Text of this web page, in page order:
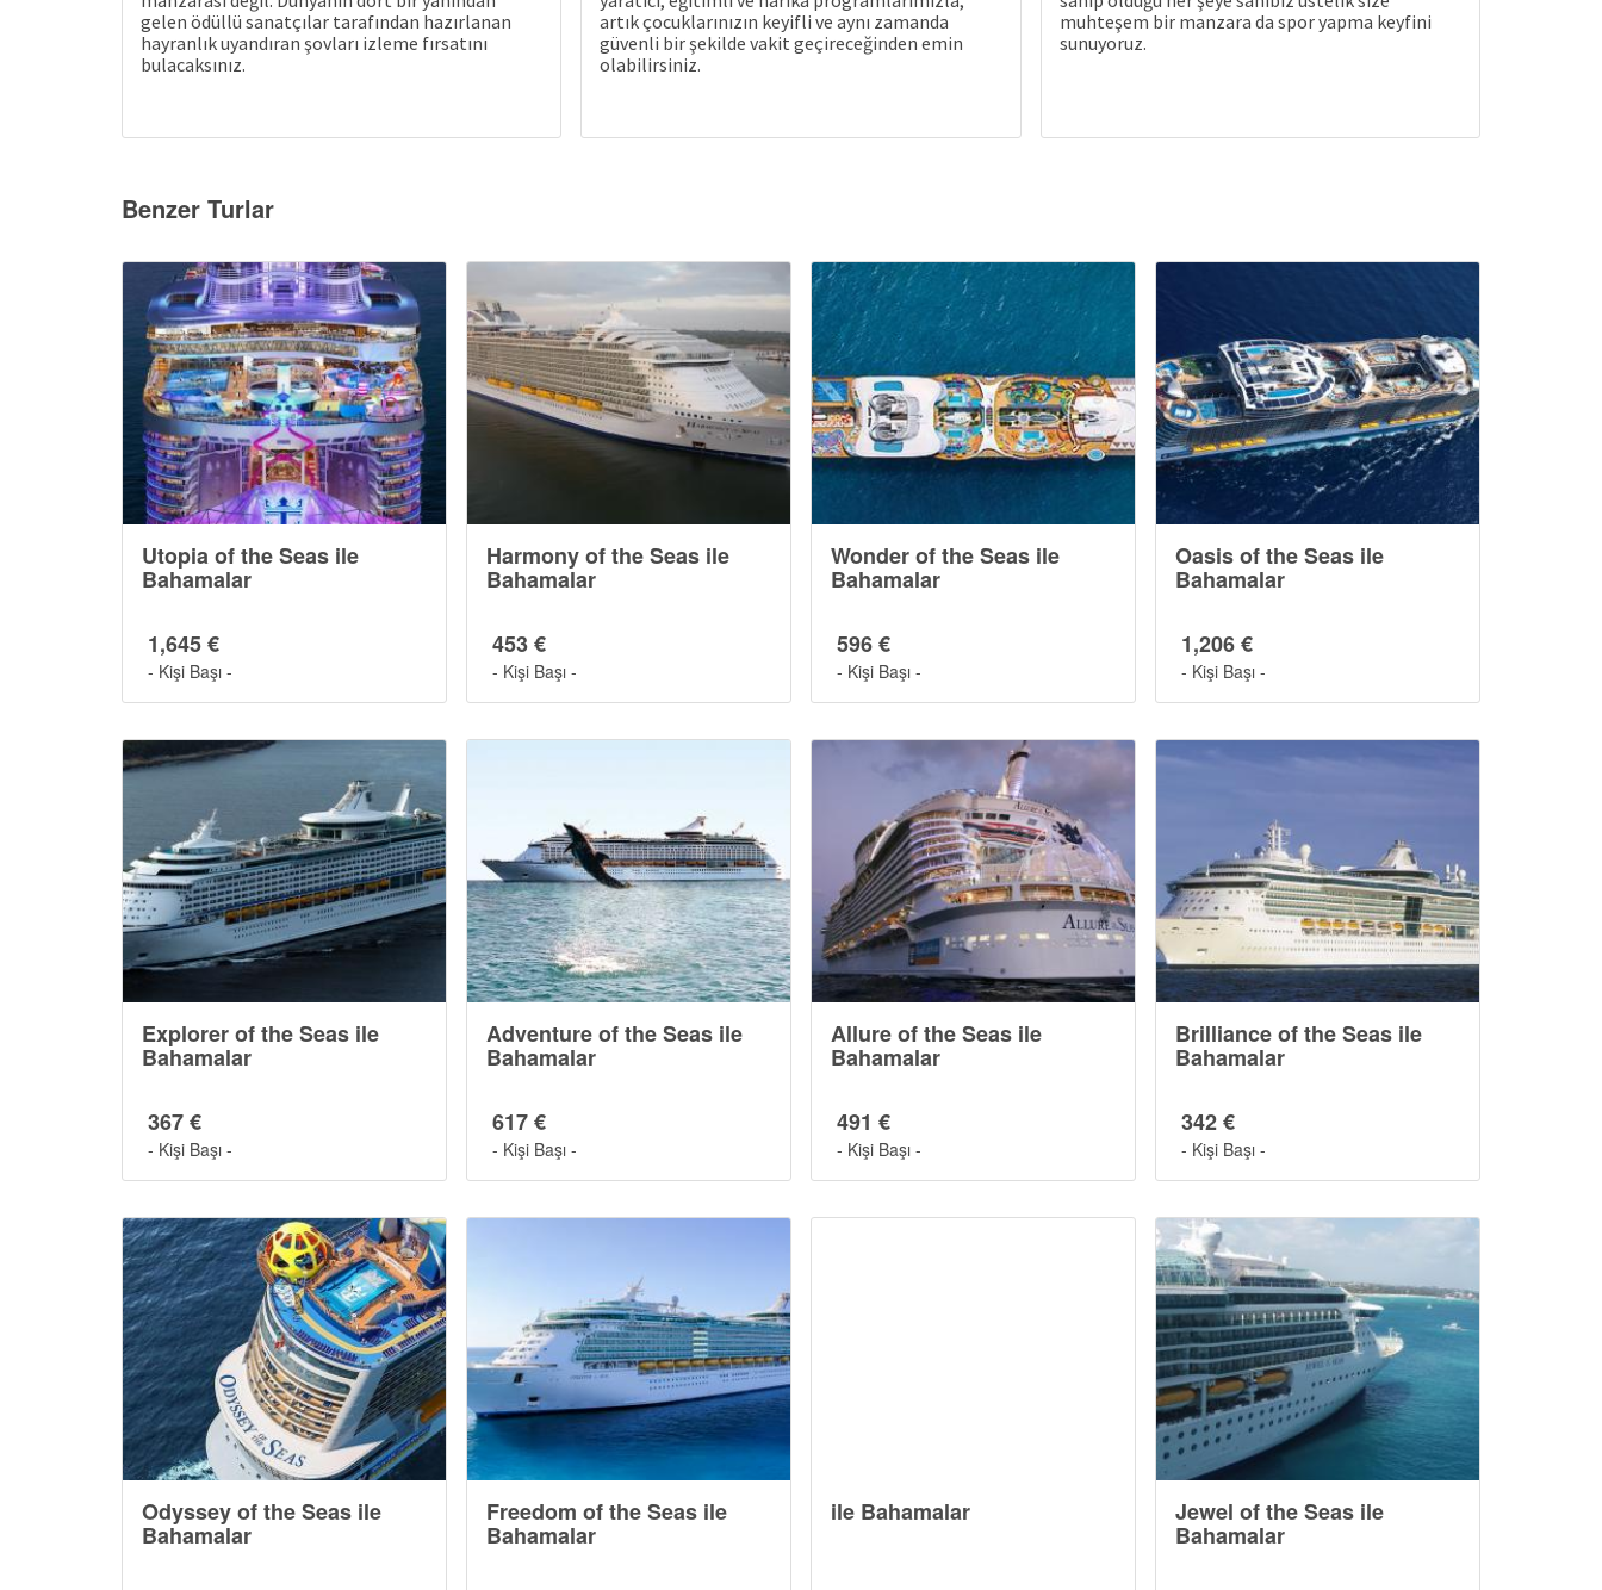
gelen ödüllü sanatçılar tarafından hazırlanan
hayranlık uyandıran şovları izleme fırsatını
bulacaksınız.
artık çocuklarınızın keyifli ve aynı zamanda
güvenli bir şekilde vakit geçireceğinden emin
olabilirsiniz.
muhteşem bir manzara da spor yapma keyfini
sunuyoruz.
Benzer Turlar
Utopia of the Seas ile
Bahamalar
1,645 €
- Kişi Başı -
Harmony of the Seas ile
Bahamalar
453 €
- Kişi Başı -
Wonder of the Seas ile
Bahamalar
596 €
- Kişi Başı -
Oasis of the Seas ile
Bahamalar
1,206 €
- Kişi Başı -
Explorer of the Seas ile
Bahamalar
367 €
- Kişi Başı -
Adventure of the Seas ile
Bahamalar
617 €
- Kişi Başı -
Allure of the Seas ile
Bahamalar
491 €
- Kişi Başı -
Brilliance of the Seas ile
Bahamalar
342 €
- Kişi Başı -
Odyssey of the Seas ile
Bahamalar
Freedom of the Seas ile
Bahamalar
ile Bahamalar Jewel of the Seas ile
Bahamalar